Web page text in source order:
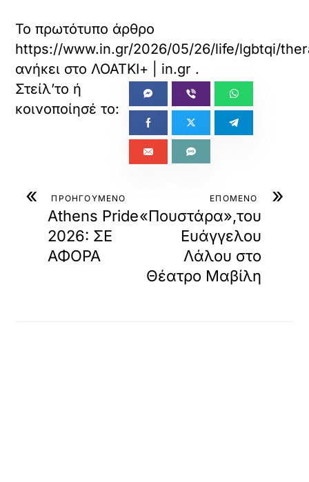
Το πρωτότυπο άρθρο
https://www.in.gr/2026/05/26/life/lgbtqi/
ανήκει στοΛΟΑΤΚΙ+ | in.gr .
« ΠΡΟΗΓΟΥΜΕΝΟ
Athens Pride
2026: ΣΕ
ΑΦΟΡΑ
»
ΕΠΟΜΕΝΟ
«Πουστάρα»,του
Ευάγγελου
Λάλου στο
Θέατρο Μαβίλη